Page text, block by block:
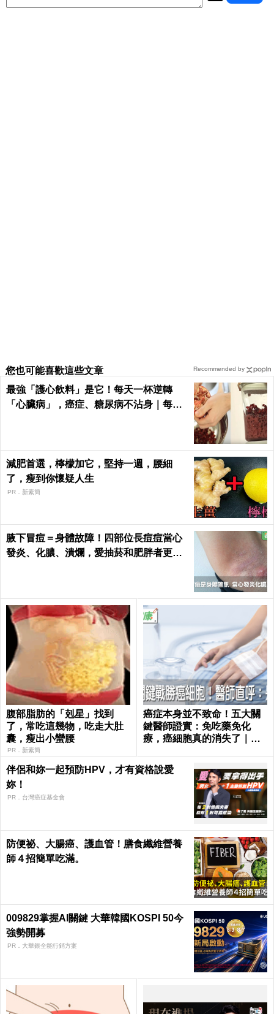
您也可能喜歡這些文章
最強「護心飲料」是它！每天一杯逆轉
「心臟病」，癌症、糖尿病不沾身｜每日
減肥首選，檸檬加它，堅持一週，腰細
了，瘦到你懷疑人生
PR．新素簡
腋下冒痘＝身體故障！四部位長痘痘當心
發炎、化膿、潰爛，愛抽菸和肥胖者更要
腹部脂肪的「剋星」找到
了，常吃這幾物，吃走大肚
囊，瘦出小蠻腰
PR．新素簡
癌症本身並不致命！五大關
鍵醫師證實：免吃藥免化
療，癌細胞真的消失了｜每
伴侶和妳一起預防HPV，才有資格說愛
妳！
PR．台灣癌症基金會
防便祕、大腸癌、護血管！膳食纖維營養
師４招簡單吃滿。
009829掌握AI關鍵 大華韓國KOSPI 50今
強勢開募
PR．大華銀全能行銷方案
Recommended by